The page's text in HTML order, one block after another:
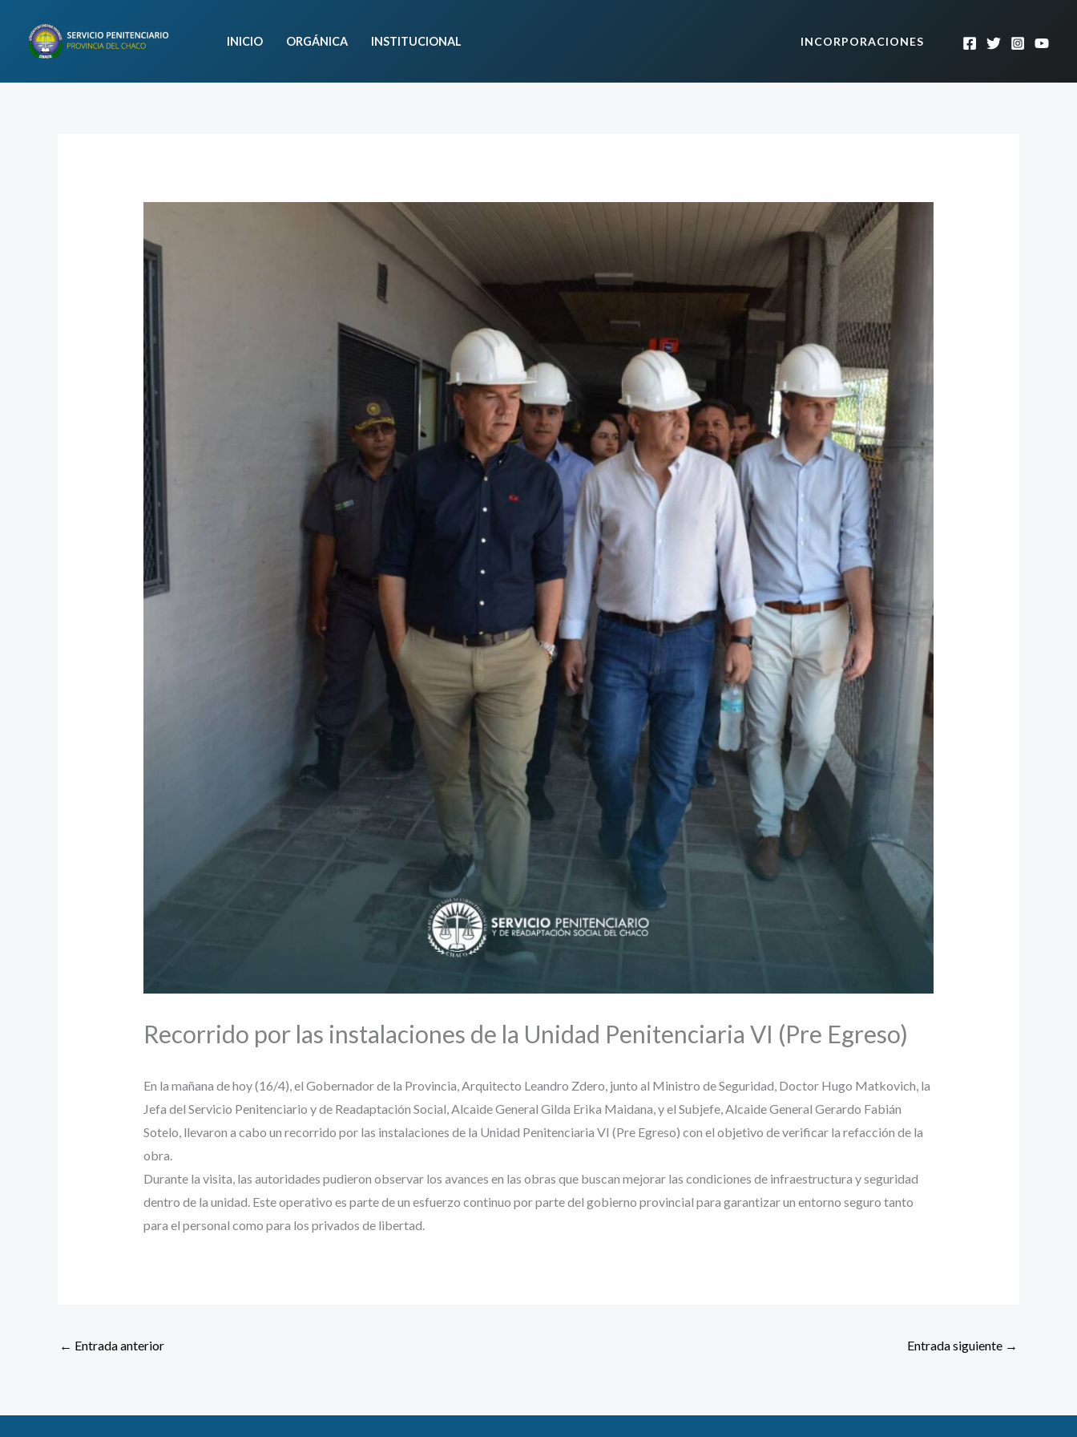
contenido
INICIO ORGÁNICA INSTITUCIONAL INCORPORACIONES
Recorrido por las instalaciones de la Unidad Penitenciaria VI (Pre Egreso)
En la mañana de hoy (16/4), el Gobernador de la Provincia, Arquitecto Leandro Zdero, junto al Ministro de Seguridad, Doctor Hugo Matkovich, la
Jefa del Servicio Penitenciario y de Readaptación Social, Alcaide General Gilda Erika Maidana, y el Subjefe, Alcaide General Gerardo Fabián
Sotelo, llevaron a cabo un recorrido por las instalaciones de la Unidad Penitenciaria VI (Pre Egreso) con el objetivo de verificar la refacción de la
obra.
Durante la visita, las autoridades pudieron observar los avances en las obras que buscan mejorar las condiciones de infraestructura y seguridad
dentro de la unidad. Este operativo es parte de un esfuerzo continuo por parte del gobierno provincial para garantizar un entorno seguro tanto
para el personal como para los privados de libertad.
← Entrada anterior Entrada siguiente →